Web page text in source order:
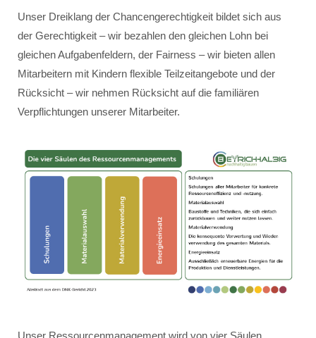
Unser Dreiklang der Chancengerechtigkeit bildet sich aus
der Gerechtigkeit – wir bezahlen den gleichen Lohn bei
gleichen Aufgabenfeldern, der Fairness – wir bieten allen
Mitarbeitern mit Kindern flexible Teilzeitangebote und der
Rücksicht – wir nehmen Rücksicht auf die familiären
Verpflichtungen unserer Mitarbeiter.